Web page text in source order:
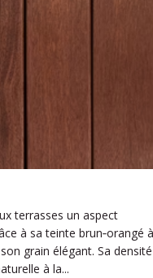
terrasses un aspect
à sa teinte brun‑orangé à
grain élégant. Sa densité
à la...